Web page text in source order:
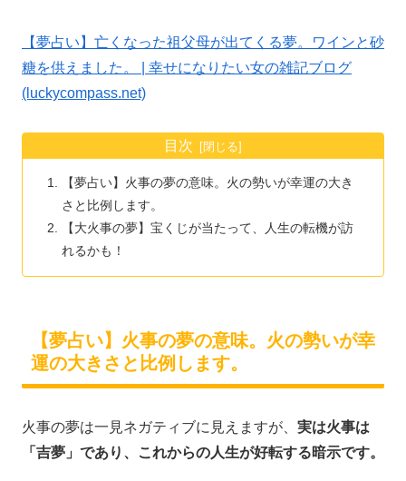
【夢占い】亡くなった祖父母が出てくる夢。ワインと砂
糖を供えました。 | 幸せになりたい女の雑記ブログ
(luckycompass.net)
目次
【夢占い】火事の夢の意味。火の勢いが幸運の大き
さと比例します。
【大火事の夢】宝くじが当たって、人生の転機が訪
れるかも！
【夢占い】火事の夢の意味。火の勢いが幸
運の大きさと比例します。
火事の夢は一見ネガティブに見えますが、 実は火事は
「吉夢」であり、これからの人生が好転する暗示です。